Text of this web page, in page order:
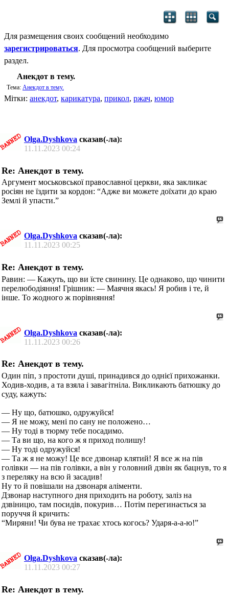
Для размещения своих сообщений необходимо
зарегистрироваться. Для просмотра сообщений выберите
раздел.
Анекдот в тему.
Тема: Анекдот в тему.
Мітки: анекдот, карикатура, прикол, ржач, юмор
Olga.Dyshkova сказав(-ла):
11.11.2023 00:24
Re: Анекдот в тему.
Аргумент моськовської православної церкви, яка закликає
росіян не їздити за кордон: “Адже ви можете доїхати до краю
Землі й упасти.”
Olga.Dyshkova сказав(-ла):
11.11.2023 00:25
Re: Анекдот в тему.
Равин: — Кажуть, що ви їсте свинину. Це однаково, що чинити
перелюбодіяння! Грішник: — Маячня якась! Я робив і те, й
інше. То жодного ж порівняння!
Olga.Dyshkova сказав(-ла):
11.11.2023 00:26
Re: Анекдот в тему.
Один піп, з простоти душі, принадився до однієї прихожанки.
Ходив-ходив, а та взяла і завагітніла. Викликають батюшку до
суду, кажуть:
— Ну що, батюшко, одружуйся!
— Я не можу, мені по сану не положено…
— Ну тоді в тюрму тебе посадимо.
— Та ви що, на кого ж я приход полишу!
— Ну тоді одружуйся!
— Та ж я не можу! Це все дзвонар клятий! Я все ж на пів
голівки — на пів голівки, а він у головний дзвін як бацнув, то я
з переляку на всю й засадив!
Ну то й повішали на дзвонаря аліменти.
Дзвонар наступного дня приходить на роботу, заліз на
дзвіницю, там посидів, покурив… Потім перегинається за
поруччя й кричить:
“Миряни! Чи бува не трахає хтось когось? Ударя-а-а-ю!”
Olga.Dyshkova сказав(-ла):
11.11.2023 00:27
Re: Анекдот в тему.